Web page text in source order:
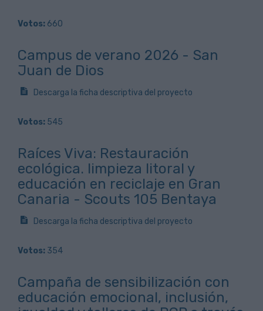
Votos: 660
Campus de verano 2026 - San
Juan de Dios
Descarga la ficha descriptiva del proyecto
Votos: 545
Raíces Viva: Restauración
ecológica. limpieza litoral y
educación en reciclaje en Gran
Canaria - Scouts 105 Bentaya
Descarga la ficha descriptiva del proyecto
Votos: 354
Campaña de sensibilización con
educación emocional, inclusión,